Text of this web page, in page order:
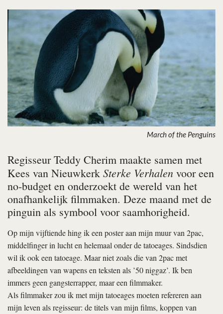
March of the Penguins
Regisseur Teddy Cherim maakte samen met
Kees van Nieuwkerk Sterke Verhalen voor een
no-budget en onderzoekt de wereld van het
onafhankelijk filmmaken. Deze maand met de
pinguin als symbool voor saamhorigheid.
Op mijn vijftiende hing ik een poster aan mijn muur van 2pac,
middelfinger in lucht en helemaal onder de tatoeages. Sindsdien
wil ik ook een tatoeage. Maar niet zoals die van 2pac met
afbeeldingen van wapens en teksten als ’50 niggaz’. Ik ben
immers geen gangsterrapper, maar een filmmaker.
Als filmmaker zou ik met mijn tatoeages moeten refereren aan
mijn leven als regisseur: de titels van mijn films, koppen van